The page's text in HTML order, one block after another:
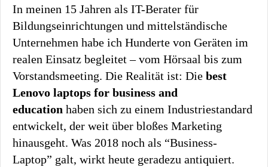
In meinen 15 Jahren als IT-Berater für
Bildungseinrichtungen und mittelständische
Unternehmen habe ich Hunderte von Geräten im
realen Einsatz begleitet – vom Hörsaal bis zum
Vorstandsmeeting. Die Realität ist: Die best
Lenovo laptops for business and
education haben sich zu einem Industriestandard
entwickelt, der weit über bloßes Marketing
hinausgeht. Was 2018 noch als “Business-
Laptop” galt, wirkt heute geradezu antiquiert.